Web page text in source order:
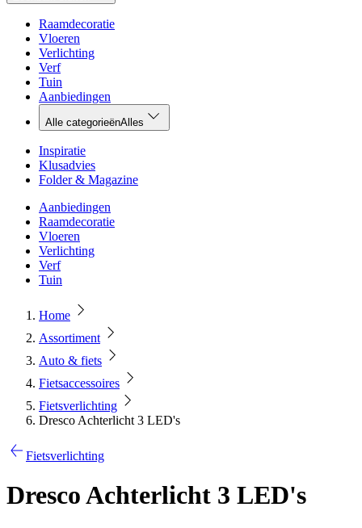
Raamdecoratie
Vloeren
Verlichting
Verf
Tuin
Aanbiedingen
Alle categorieënAlles
Inspiratie
Klusadvies
Folder & Magazine
Aanbiedingen
Raamdecoratie
Vloeren
Verlichting
Verf
Tuin
Home
Assortiment
Auto & fiets
Fietsaccessoires
Fietsverlichting
Dresco Achterlicht 3 LED's
Fietsverlichting
Dresco Achterlicht 3 LED's